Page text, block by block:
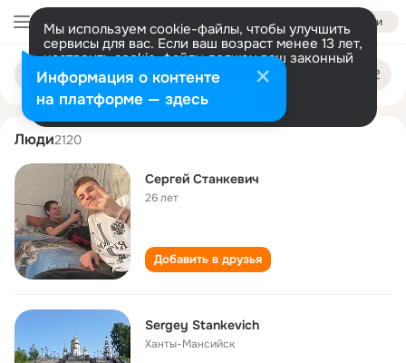
Войти
Мы используем cookie-файлы, чтобы улучшить
сервисы для вас. Если ваш возраст менее 13 лет,
настроить cookie-файлы должен ваш законный
представитель. Больше информации
Разрешить все Настроить
Поиск
людям
sergey stankevich
Люди2120
Сергей Станкевич
26 лет
Добавить в друзья
Sergey Stankevich
Ханты-Мансийск
Информация о контенте
на платформе — здесь